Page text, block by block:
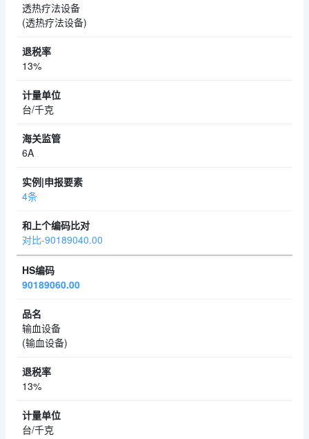
透热疗法设备
(透热疗法设备)
13%
台/千克
6A
4条
对比-90189040.00
90189060.00
输血设备
(输血设备)
13%
台/千克